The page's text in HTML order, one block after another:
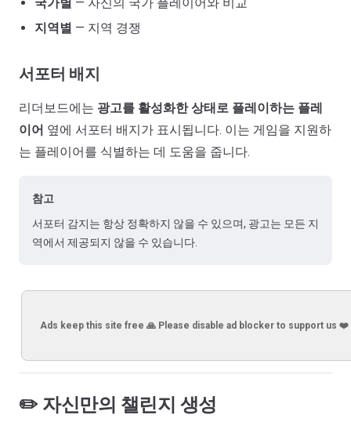
지역별 — 지역 경쟁
서포터 배지
리더보드에는 광고를 활성화한 상태로 플레이하는 플레
이어 옆에 서포터 배지가 표시됩니다. 이는 게임을 지원하
는 플레이어를 식별하는 데 도움을 줍니다.
참고
서포터 감지는 항상 정확하지 않을 수 있으며, 광고는 모든 지
역에서 제공되지 않을 수 있습니다.
Ads keep this site free 🙏 Please disable ad blocker to support us ❤️
✏️ 자신만의 챌린지 생성